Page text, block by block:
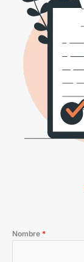
Nombre *